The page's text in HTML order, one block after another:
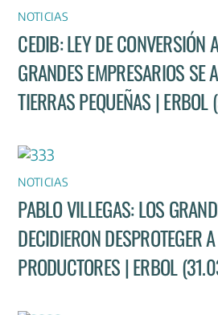
NOTICIAS
CEDIB: LEY DE CONVERSIÓN
GRANDES EMPRESARIOS SE
TIERRAS PEQUEÑAS |
NOTICIAS
PABLO VILLEGAS: LOS
DECIDIERON DESPROTEGER
PRODUCTORES | ERBOL